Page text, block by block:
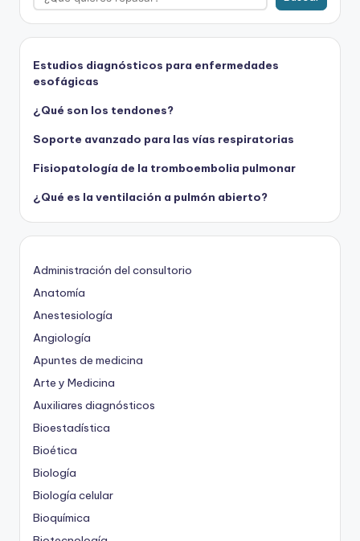
Estudios diagnósticos para enfermedades
esofágicas
¿Qué son los tendones?
Soporte avanzado para las vías respiratorias
Fisiopatología de la tromboembolia pulmonar
¿Qué es la ventilación a pulmón abierto?
Administración del consultorio
Anatomía
Anestesiología
Angiología
Apuntes de medicina
Arte y Medicina
Auxiliares diagnósticos
Bioestadística
Bioética
Biología
Biología celular
Bioquímica